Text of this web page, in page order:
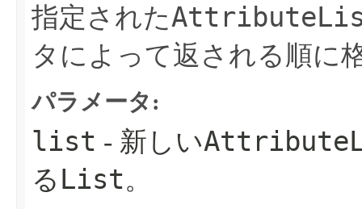
指定された
タによって返される順に
パラメータ:
list - 新しい
る List。